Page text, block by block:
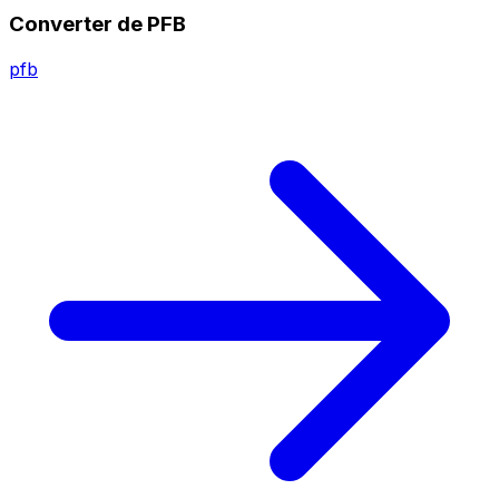
Converter de PFB
pfb